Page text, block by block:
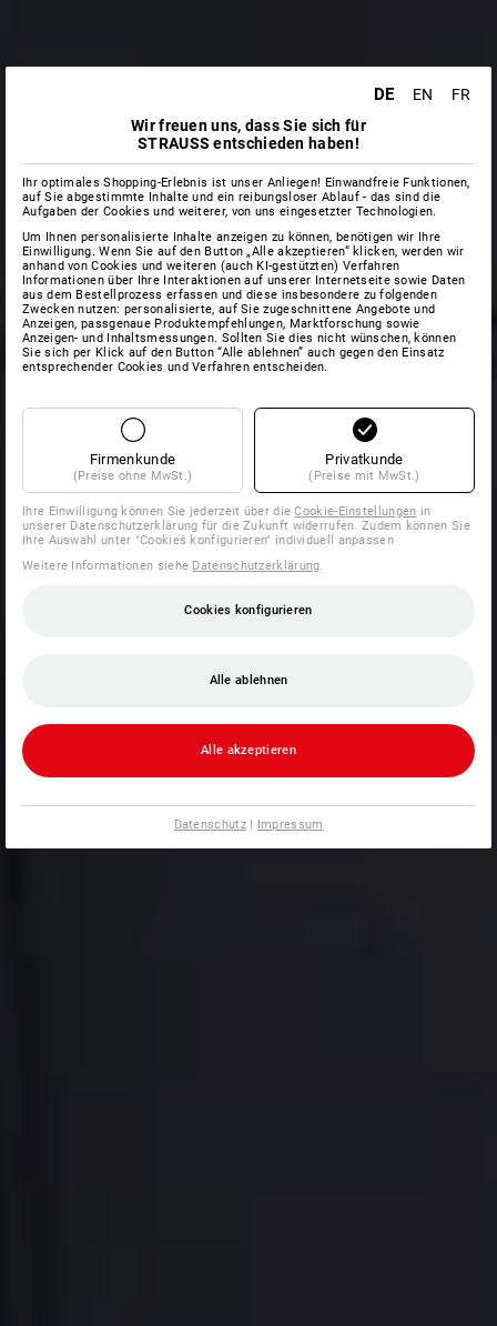
DE EN
FR
Wir freuen uns, dass Sie sich für
STRAUSS entschieden haben!
Ihr optimales Shopping-Erlebnis ist unser Anliegen! Einwandfreie Funktionen,
auf Sie abgestimmte Inhalte und ein reibungsloser Ablauf - das sind die
Aufgaben der Cookies und weiterer, von uns eingesetzter Technologien.
Um Ihnen personalisierte Inhalte anzeigen zu können, benötigen wir Ihre
Einwilligung. Wenn Sie auf den Button „Alle akzeptieren“ klicken, werden wir
anhand von Cookies und weiteren (auch KI-gestützten) Verfahren
Informationen über Ihre Interaktionen auf unserer Internetseite sowie Daten
aus dem Bestellprozess erfassen und diese insbesondere zu folgenden
Zwecken nutzen: personalisierte, auf Sie zugeschnittene Angebote und
Anzeigen, passgenaue Produktempfehlungen, Marktforschung sowie
Anzeigen- und Inhaltsmessungen. Sollten Sie dies nicht wünschen, können
Sie sich per Klick auf den Button “Alle ablehnen” auch gegen den Einsatz
entsprechender Cookies und Verfahren entscheiden.
Firmenkunde
(Preise ohne MwSt.)
Privatkunde
(Preise mit MwSt.)
Ihre Einwilligung können Sie jederzeit über dieCookie-Einstellungen in
unserer Datenschutzerklärung für die Zukunft widerrufen. Zudem können Sie
Ihre Auswahl unter "Cookies konfigurieren" individuell anpassen
Weitere Informationen siehe Datenschutzerklärung.
Cookies konfigurieren
Alle ablehnen
Alle akzeptieren
Datenschutz| Impressum